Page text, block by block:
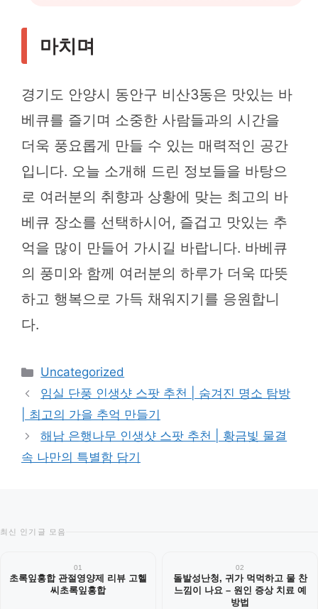
마치며
경기도 안양시 동안구 비산3동은 맛있는 바
베큐를 즐기며 소중한 사람들과의 시간을
더욱 풍요롭게 만들 수 있는 매력적인 공간
입니다. 오늘 소개해 드린 정보들을 바탕으
로 여러분의 취향과 상황에 맞는 최고의 바
베큐 장소를 선택하시어, 즐겁고 맛있는 추
억을 많이 만들어 가시길 바랍니다. 바베큐
의 풍미와 함께 여러분의 하루가 더욱 따뜻
하고 행복으로 가득 채워지기를 응원합니
다.
카
테
리
Uncategorized
임실 단풍 인생샷 스팟 추천 | 숨겨진 명소 탐방
| 최고의 가을 추억 만들기
해남 은행나무 인생샷 스팟 추천 | 황금빛 물결
속 나만의 특별함 담기
최신 인기글 모음
01
초록잎홍합 관절영양제 리뷰 고헬
씨초록잎홍합
02
돌발성난청, 귀가 먹먹하고 물 찬
느낌이 나요 – 원인 증상 치료 예
방법